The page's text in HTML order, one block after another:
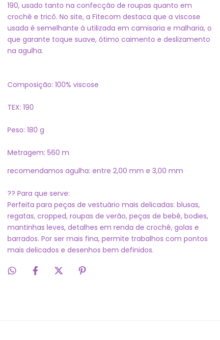
190, usado tanto na confecção de roupas quanto em
crochê e tricô. No site, a Fitecom destaca que a viscose
usada é semelhante à utilizada em camisaria e malharia, o
que garante toque suave, ótimo caimento e deslizamento
na agulha.
Composição: 100% viscose
TEX: 190
Peso: 180 g
Metragem: 560 m
recomendamos agulha: entre 2,00 mm e 3,00 mm
?? Para que serve:
Perfeita para peças de vestuário mais delicadas: blusas,
regatas, cropped, roupas de verão, peças de bebê, bodies,
mantinhas leves, detalhes em renda de crochê, golas e
barrados. Por ser mais fina, permite trabalhos com pontos
mais delicados e desenhos bem definidos.